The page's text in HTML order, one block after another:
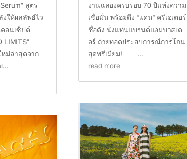
สูตร
งให้ผลลัพธ์ไว
คอนเซ็ปต์
LIMITS"
หม่ล่าสุดจาก
งานฉลองครบรอบ 70 ปีแห่งความ
เชื่อมั่น พร้อมดึง “แดน” ครีเอเตอร์
ชื่อดัง นั่งแท่นแบรนด์แอมบาสเด
อร์ ถ่ายทอดประสบการณ์การโกน
สุดพรีเมียม! ...
read more